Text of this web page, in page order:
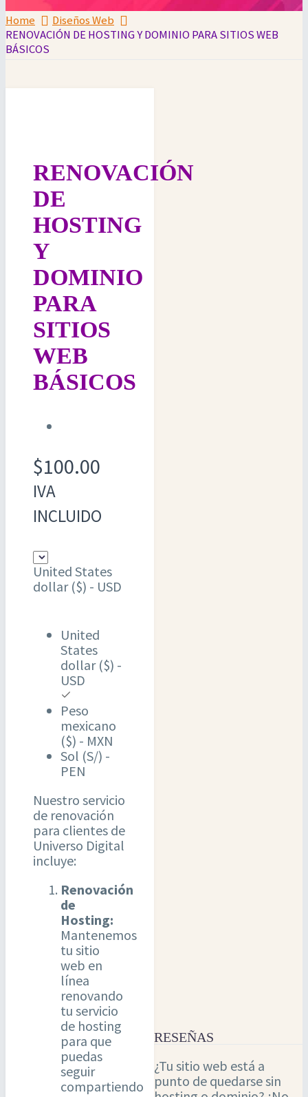
Home
Diseños Web
RENOVACIÓN DE HOSTING Y DOMINIO PARA SITIOS WEB
BÁSICOS
RENOVACIÓN
DE
HOSTING
Y
DOMINIO
PARA
SITIOS
WEB
BÁSICOS
$100.00
IVA
INCLUIDO
United States
dollar ($) - USD
United
States
dollar ($) -
USD
Peso
mexicano
($) - MXN
Sol (S/) -
PEN
Nuestro servicio
de renovación
para clientes de
Universo Digital
incluye:
Renovación
de
Hosting:
Mantenemos
tu sitio
web en
línea
renovando
tu servicio
de hosting
para que
puedas
seguir
compartiendo
RESEÑAS
¿Tu sitio web está a
punto de quedarse sin